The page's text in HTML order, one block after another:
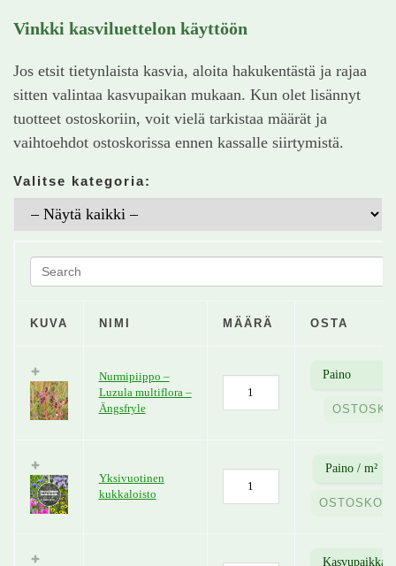
Vinkki kasviluettelon käyttöön
Jos etsit tietynlaista kasvia, aloita hakukentästä ja rajaa
sitten valintaa kasvupaikan mukaan. Kun olet lisännyt
tuotteet ostoskoriin, voit vielä tarkistaa määrät ja
vaihtoehdot ostoskorissa ennen kassalle siirtymistä.
Valitse kategoria:
KUVA NIMI MÄÄRÄ OSTA
Nurmipiippo –
Luzula multiflora –
Ängsfryle
Yksivuotinen
kukkaloisto